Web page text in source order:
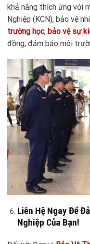
khả năng thích ứng với
Nghiệp (KCN), bảo vệ
trường học, bảo vệ sự
đồng, đảm bảo môi
Liên Hệ Ngay Để
Nghiệp Của Bạn!